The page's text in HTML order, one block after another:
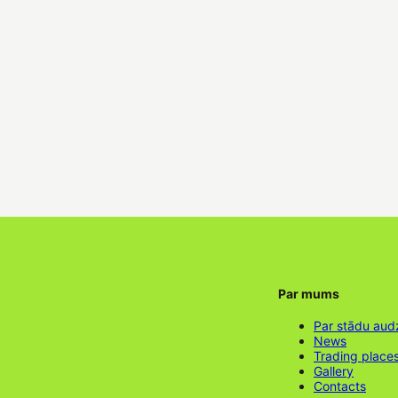
Par mums
Par stādu
News
Trading
Gallery
Contacts